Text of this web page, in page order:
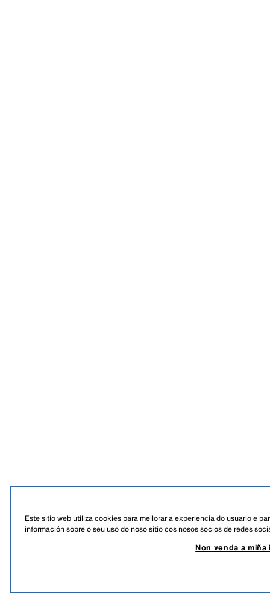
Este sitio web utiliza cookies para mellorar a experiencia do usuario e
información sobre o seu uso do noso sitio cos nosos socios de redes
Non venda a